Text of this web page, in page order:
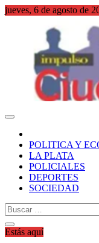
Saltar
jueves, 6 de agosto de
POLITICA Y
LA PLATA
POLICIALES
DEPORTES
SOCIEDAD
Buscar:
Estás aquí